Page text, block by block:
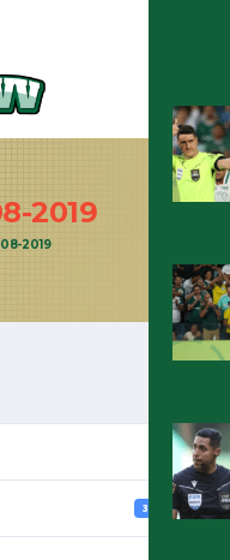
2019
2019
8
344.04 KB